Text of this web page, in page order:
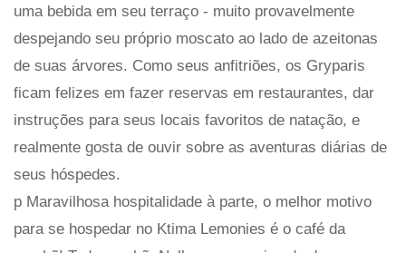
uma bebida em seu terraço - muito provavelmente
despejando seu próprio moscato ao lado de azeitonas
de suas árvores. Como seus anfitriões, os Gryparis
ficam felizes em fazer reservas em restaurantes, dar
instruções para seus locais favoritos de natação, e
realmente gosta de ouvir sobre as aventuras diárias de
seus hóspedes.
p Maravilhosa hospitalidade à parte, o melhor motivo
para se hospedar no Ktima Lemonies é o café da